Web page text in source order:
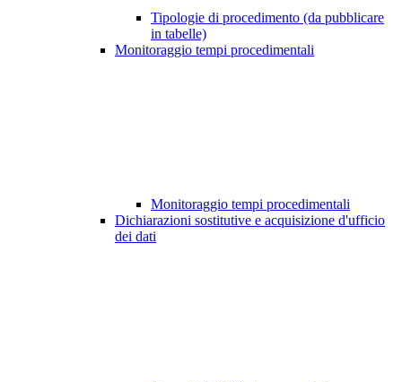
Tipologie di procedimento (da pubblicare
in tabelle)
Monitoraggio tempi procedimentali
Monitoraggio tempi procedimentali
Dichiarazioni sostitutive e acquisizione d'ufficio
dei dati